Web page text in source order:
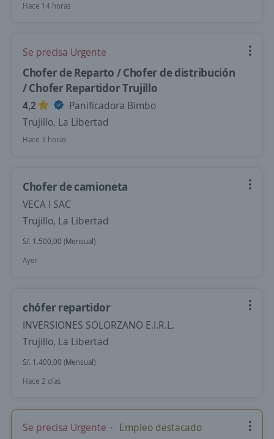
Hace 14 horas
Se precisa Urgente
Chofer de Reparto / Chofer de distribución
/ Chofer Repartidor Trujillo
4,2
Panificadora Bimbo
Trujillo, La Libertad
Hace 3 horas
Chofer de camioneta
VECA I SAC
Trujillo, La Libertad
S/. 1.500,00 (Mensual)
Ayer
chófer repartidor
INVERSIONES SOLORZANO E.I.R.L.
Trujillo, La Libertad
S/. 1.400,00 (Mensual)
Hace 2 días
Se precisa Urgente Empleo destacado